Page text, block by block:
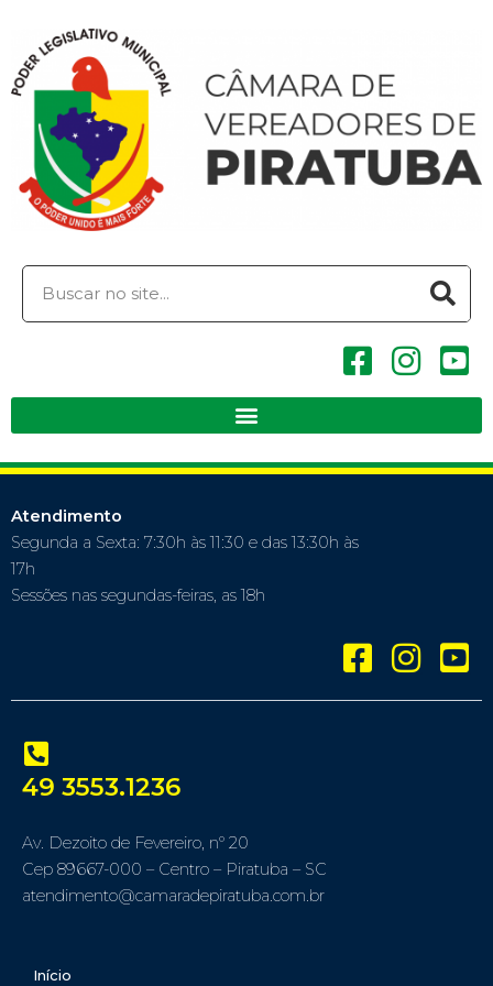
Atendimento
Segunda a Sexta: 7:30h às 11:30 e das 13:30h às
17h
Sessões nas segundas-feiras, as 18h
49 3553.1236
Av. Dezoito de Fevereiro, nº 20
Cep 89667-000 – Centro – Piratuba – SC
atendimento@camaradepiratuba.com.br
Início